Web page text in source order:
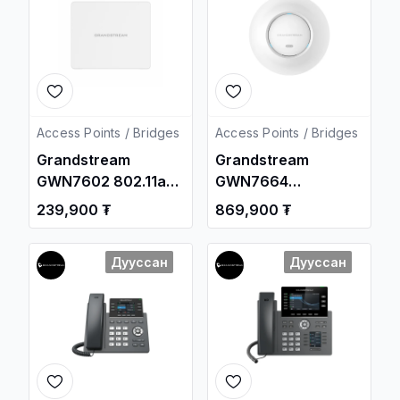
Access Points / Bridges
Grandstream
GWN7602 802.11ac
2x2:2 Access Point
239,900 ₮
Access Points / Bridges
Grandstream
GWN7664
Enterprise 802.11ax
WiFi-6 4x4:4 Access
Point
869,900 ₮
Дууссан Дууссан